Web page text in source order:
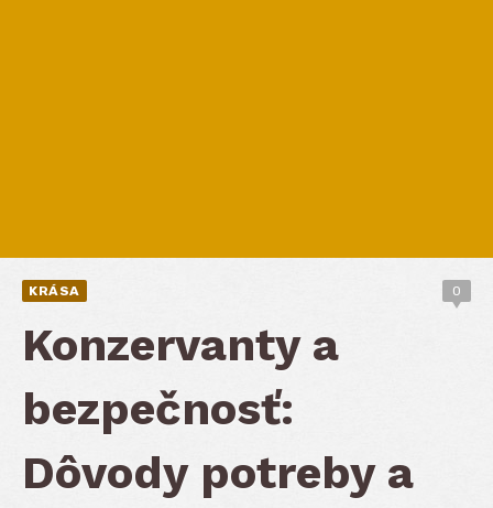
KRÁSA 0
Konzervanty a
bezpečnosť:
Dôvody potreby a